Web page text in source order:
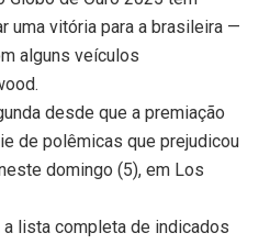
uma vitória para a brasileira —
alguns veículos
desde que a premiação
de polêmicas que prejudicou
domingo (5), em Los
a lista completa de indicados